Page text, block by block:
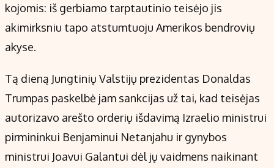
kojomis: iš gerbiamo tarptautinio teisėjo jis
akimirksniu tapo atstumtuoju Amerikos bendrovių
akyse.
Tą dieną Jungtinių Valstijų prezidentas Donaldas
Trumpas paskelbė jam sankcijas už tai, kad teisėjas
autorizavo arešto orderių išdavimą Izraelio ministrui
pirmininkui Benjaminui Netanjahu ir gynybos
ministrui Joavui Galantui dėl jų vaidmens naikinant